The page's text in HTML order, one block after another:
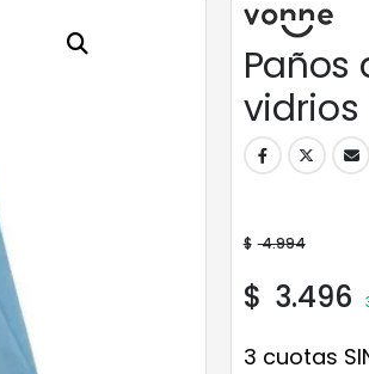
vidrios
$ 4.994
$ 3.496
3 cuotas